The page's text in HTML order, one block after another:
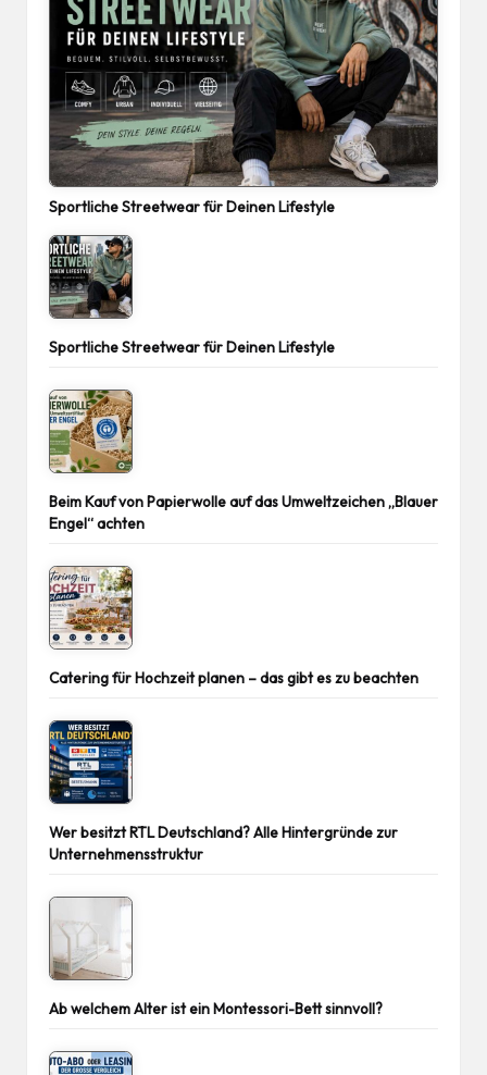
Sportliche Streetwear für Deinen Lifestyle
Sportliche Streetwear für Deinen Lifestyle
Beim Kauf von Papierwolle auf das Umweltzeichen „Blauer
Engel“ achten
Catering für Hochzeit planen – das gibt es zu beachten
Wer besitzt RTL Deutschland? Alle Hintergründe zur
Unternehmensstruktur
Ab welchem Alter ist ein Montessori-Bett sinnvoll?